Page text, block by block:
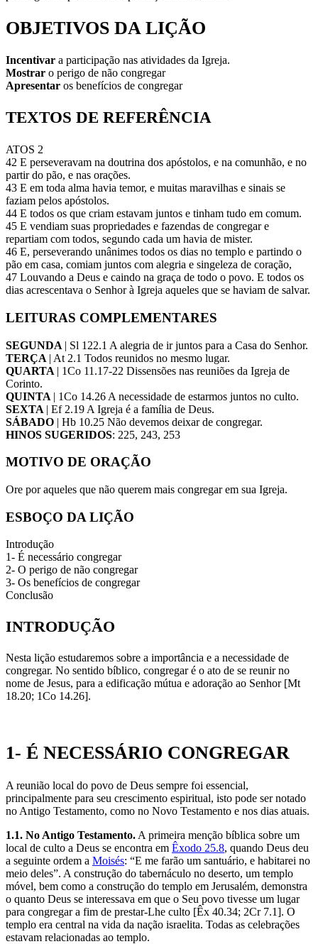
OBJETIVOS DA LIÇÃO
Incentivar a participação nas atividades da Igreja.
Mostrar o perigo de não congregar
Apresentar os benefícios de congregar
TEXTOS DE REFERÊNCIA
ATOS 2
42 E perseveravam na doutrina dos apóstolos, e na comunhão, e no
partir do pão, e nas orações.
43 E em toda alma havia temor, e muitas maravilhas e sinais se
faziam pelos apóstolos.
44 E todos os que criam estavam juntos e tinham tudo em comum.
45 E vendiam suas propriedades e fazendas de congregar e
repartiam com todos, segundo cada um havia de mister.
46 E, perseverando unânimes todos os dias no templo e partindo o
pão em casa, comiam juntos com alegria e singeleza de coração,
47 Louvando a Deus e caindo na graça de todo o povo. E todos os
dias acrescentava o Senhor à Igreja aqueles que se haviam de salvar.
LEITURAS COMPLEMENTARES
SEGUNDA | Sl 122.1 A alegria de ir juntos para a Casa do Senhor.
TERÇA | At 2.1 Todos reunidos no mesmo lugar.
QUARTA | 1Co 11.17-22 Dissensões nas reuniões da Igreja de
Corinto.
QUINTA | 1Co 14.26 A necessidade de estarmos juntos no culto.
SEXTA | Ef 2.19 A Igreja é a família de Deus.
SÁBADO | Hb 10.25 Não devemos deixar de congregar.
HINOS SUGERIDOS: 225, 243, 253
MOTIVO DE ORAÇÃO
Ore por aqueles que não querem mais congregar em sua Igreja.
ESBOÇO DA LIÇÃO
Introdução
1- É necessário congregar
2- O perigo de não congregar
3- Os benefícios de congregar
Conclusão
INTRODUÇÃO
Nesta lição estudaremos sobre a importância e a necessidade de
congregar. No sentido bíblico, congregar é o ato de se reunir no
nome de Jesus, para a edificação mútua e adoração ao Senhor [Mt
18.20; 1Co 14.26].
1- É NECESSÁRIO CONGREGAR
A reunião local do povo de Deus sempre foi essencial,
principalmente para seu crescimento espiritual, isto pode ser notado
no Antigo Testamento, como no Novo Testamento e nos dias atuais.
1.1. No Antigo Testamento. A primeira menção bíblica sobre um
local de culto a Deus se encontra em Êxodo 25.8, quando Deus deu
a seguinte ordem a Moisés: “E me farão um santuário, e habitarei no
meio deles”. A construção do tabernáculo no deserto, um templo
móvel, bem como a construção do templo em Jerusalém, demonstra
o quanto Deus se interessava em que o Seu povo tivesse um lugar
para congregar a fim de prestar-Lhe culto [Êx 40.34; 2Cr 7.1]. O
templo era central na vida da nação israelita. Todas as celebrações
estavam relacionadas ao templo.